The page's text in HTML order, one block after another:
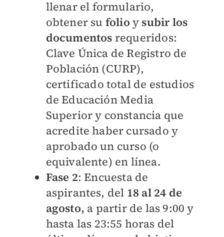
llenar el formulario,
obtener su folio y subir los
documentos requeridos:
Clave Única de Registro de
Población (CURP),
certificado total de estudios
de Educación Media
Superior y constancia que
acredite haber cursado y
aprobado un curso (o
equivalente) en línea.
Fase 2: Encuesta de
aspirantes, del 18 al 24 de
agosto, a partir de las 9:00 y
hasta las 23:55 horas del